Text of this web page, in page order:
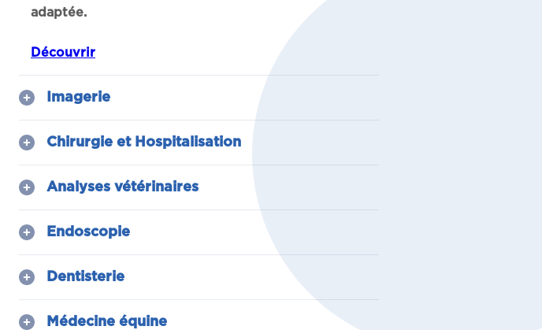
adaptée.
Découvrir
Imagerie
Chirurgie et Hospitalisation
Analyses vétérinaires
Endoscopie
Dentisterie
Médecine équine